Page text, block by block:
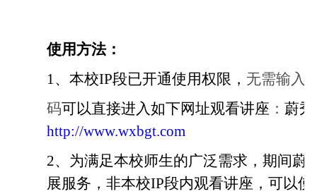
使用方法：
1 、本校IP段已开通使用权限， 无需输入
码可以直接进入如下网址观看讲座 ： 蔚
http://www.wxbgt.com
2、为满足本校师生的广泛需求，期间蔚
展服务，非本校IP段内观看讲座，可以